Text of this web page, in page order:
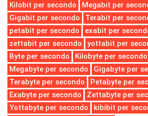
Kilobit per secondo
Megabit per
Gigabit per secondo
Terabit per
petabit per secondo
exabit per
zettabit per secondo
yottabit per
Byte per secondo
Kilobyte per secondo
Megabyte per secondo
Gigabyte per
Terabyte per secondo
Petabyte per
Exabyte per secondo
Zettabyte per
Yottabyte per secondo
kibibit per